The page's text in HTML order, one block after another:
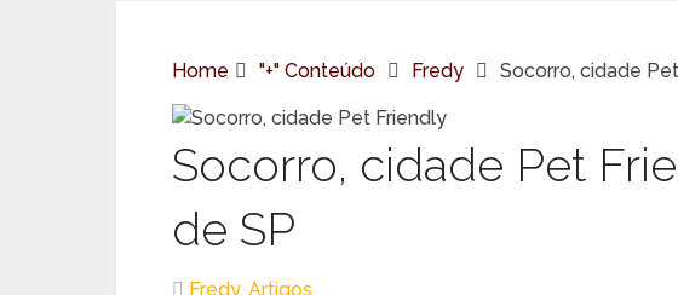
Home "+" Conteúdo Fredy Socorro, cidade
Socorro, cidade Pet
de SP
Fredy, Artigos